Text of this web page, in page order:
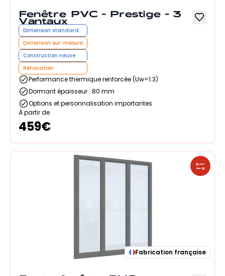
Fenêtre PVC - Prestige - 3
Vantaux
Dimension standard
Dimension sur-mesure
Construction neuve
Rénovation
Performance thermique renforcée (Uw=1.3)
Dormant épaisseur : 80 mm
Options et personnalisation importantes
À partir de
459€
Fabrication française